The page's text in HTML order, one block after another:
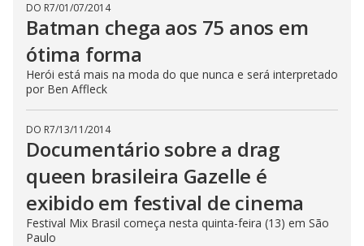
DO R7/01/07/2014
Batman chega aos 75 anos em
ótima forma
Herói está mais na moda do que nunca e será interpretado
por Ben Affleck
DO R7/13/11/2014
Documentário sobre a drag
queen brasileira Gazelle é
exibido em festival de cinema
Festival Mix Brasil começa nesta quinta-feira (13) em São
Paulo